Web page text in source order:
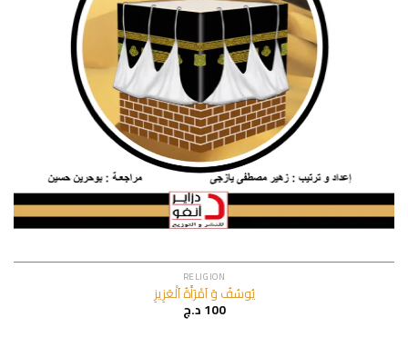
RELIGION
يُوسُفُ وَ اَمْرَأَةُ اَلْعَزِيزِ
100د.ج